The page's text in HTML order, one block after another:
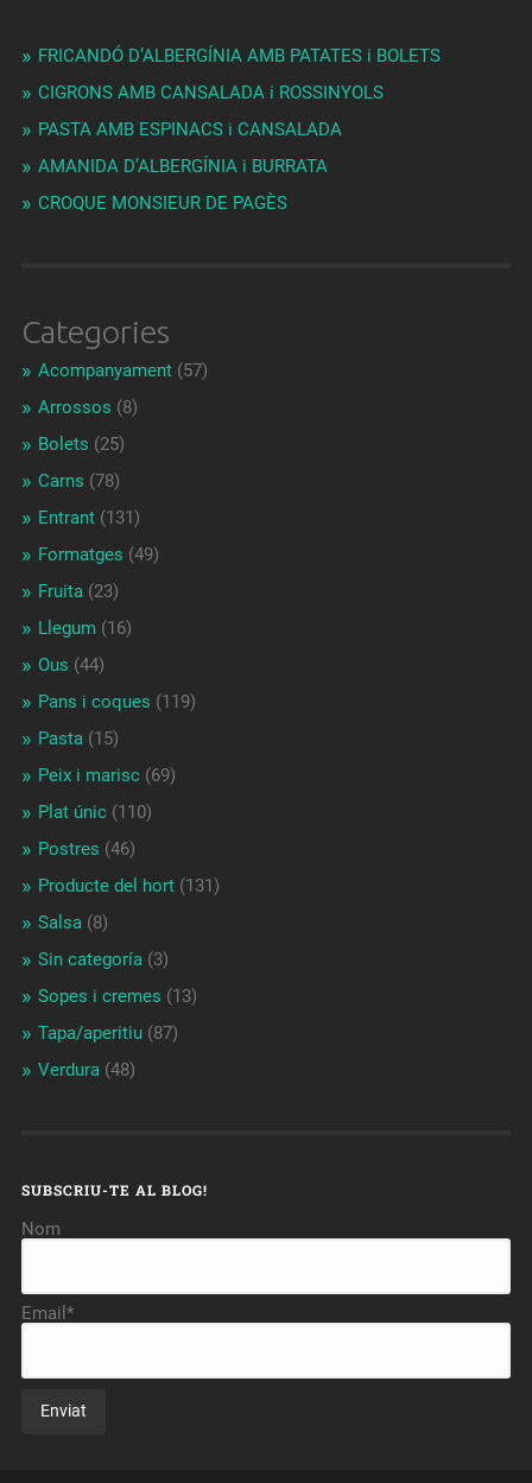
FRICANDÓ D’ALBERGÍNIA AMB PATATES i BOLETS
CIGRONS AMB CANSALADA i ROSSINYOLS
PASTA AMB ESPINACS i CANSALADA
AMANIDA D’ALBERGÍNIA i BURRATA
CROQUE MONSIEUR DE PAGÈS
Categories
Acompanyament(57)
Arrossos (8)
Bolets (25)
Carns (78)
Entrant(131)
Formatges (49)
Fruita(23)
Llegum (16)
Ous (44)
Pans i coques (119)
Pasta(15)
Peix i marisc(69)
Plat únic(110)
Postres (46)
Producte del hort(131)
Salsa(8)
Sin categoría(3)
Sopes i cremes (13)
Tapa/aperitiu(87)
Verdura(48)
SUBSCRIU-TE AL BLOG!
Nom
Email*